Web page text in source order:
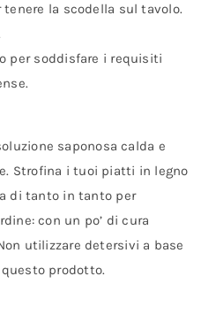
tenere la scodella sul tavolo.
per soddisfare i requisiti
saponosa calda e
Strofina i tuoi piatti in legno
di tanto in tanto per
con un po’ di cura
utilizzare detersivi a base
prodotto.